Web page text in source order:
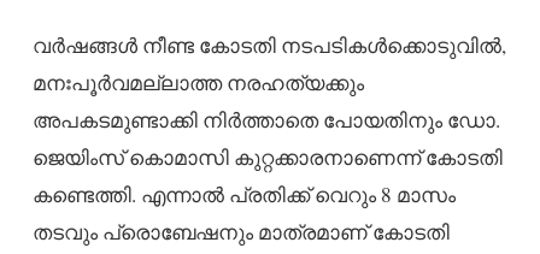
വർഷങ്ങൾ നീണ്ട കോടതി നടപടികൾക്കൊടുവിൽ,
മനഃപൂർവമല്ലാത്ത നരഹത്യക്കും
അപകടമുണ്ടാക്കി നിർത്താതെ പോയതിനും ഡോ.
ജെയിംസ് കൊമാസി കുറ്റക്കാരനാണെന്ന് കോടതി
കണ്ടെത്തി. എന്നാൽ പ്രതിക്ക് വെറും 8 മാസം
തടവും പ്രൊബേഷനും മാത്രമാണ് കോടതി